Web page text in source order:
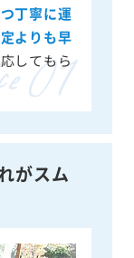
丁寧に運
よりも早
してもら
がスム